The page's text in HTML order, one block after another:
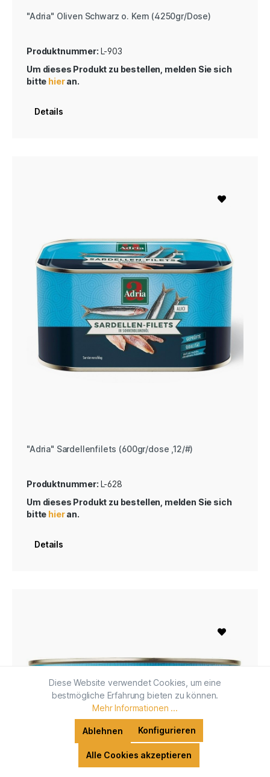
"Adria" Oliven Schwarz o. Kern (4250gr/Dose)
Produktnummer: L-903
Um dieses Produkt zu bestellen, melden Sie sich
bitte hieran.
Details
"Adria" Sardellenfilets (600gr/dose ,12/#)
Produktnummer: L-628
Um dieses Produkt zu bestellen, melden Sie sich
bitte hieran.
Details
Diese Website verwendet Cookies, um eine
bestmögliche Erfahrung bieten zu können.
Mehr Informationen ...
Ablehnen Konfigurieren
Alle Cookies akzeptieren